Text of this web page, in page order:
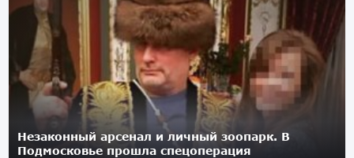
Незаконный арсенал и личный зоопарк. В
Подмосковье прошла спецоперация